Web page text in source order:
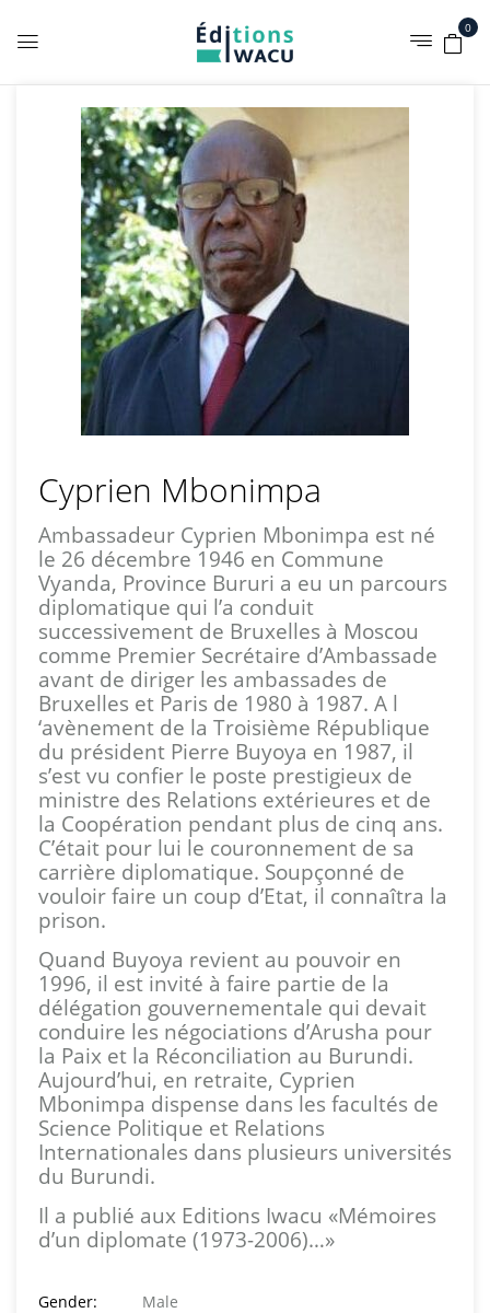
0
Cyprien Mbonimpa
Ambassadeur Cyprien Mbonimpa est né
le 26 décembre 1946 en Commune
Vyanda, Province Bururi a eu un parcours
diplomatique qui l’a conduit
successivement de Bruxelles à Moscou
comme Premier Secrétaire d’Ambassade
avant de diriger les ambassades de
Bruxelles et Paris de 1980 à 1987. A l
‘avènement de la Troisième République
du président Pierre Buyoya en 1987, il
s’est vu confier le poste prestigieux de
ministre des Relations extérieures et de
la Coopération pendant plus de cinq ans.
C’était pour lui le couronnement de sa
carrière diplomatique. Soupçonné de
vouloir faire un coup d’Etat, il connaîtra la
prison.
Quand Buyoya revient au pouvoir en
1996, il est invité à faire partie de la
délégation gouvernementale qui devait
conduire les négociations d’Arusha pour
la Paix et la Réconciliation au Burundi.
Aujourd’hui, en retraite, Cyprien
Mbonimpa dispense dans les facultés de
Science Politique et Relations
Internationales dans plusieurs universités
du Burundi.
Il a publié aux Editions Iwacu «Mémoires
d’un diplomate (1973-2006)…»
Gender:
Male